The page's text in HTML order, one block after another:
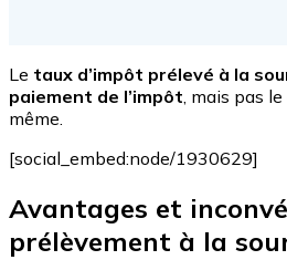
Le taux d’impôt prélevé à la
paiement de l’impôt, mais pas
même.
[social_embed:node/1930629]
Avantages et
prélèvement à la